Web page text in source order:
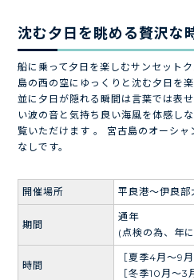
沈む夕日を眺める贅沢な
船に乗って夕日を楽しむサンセット
島の西の空にゆっくりと沈む夕日を
並に夕日が隠れる瞬間は言葉では表
い波の音と気持ち良い海風を体感し
覧いただけます 。 宮古島のオーシ
なしです。
開催場所 平良港～伊良部
期間
通年
(点検の為、年
時間
［夏季4月～9
［冬季10月～